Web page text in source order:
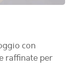
con
raffinate per